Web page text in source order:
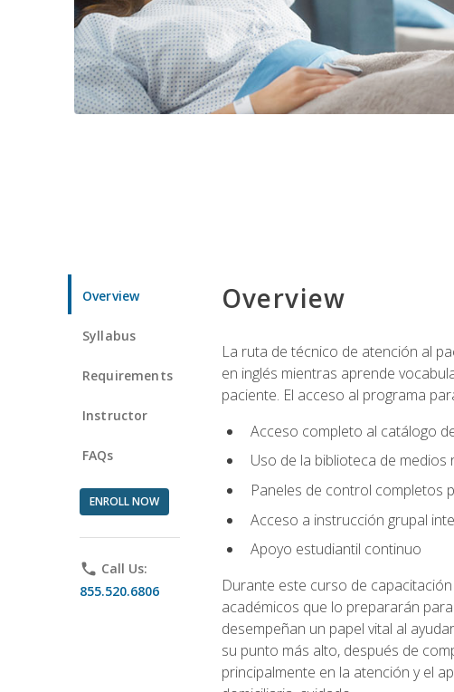
Overview
Syllabus
Requirements
Instructor
FAQs
ENROLL NOW
phone Call Us:
855.520.6806
Overview
La ruta de técnico de atención al
en inglés mientras aprende
paciente. El acceso al programa
Acceso completo al catálogo
Uso de la biblioteca de medios
Paneles de control completos
Acceso a instrucción grupal
Apoyo estudiantil continuo
Durante este curso de
académicos que lo prepararán
desempeñan un papel vital al
su punto más alto, después de
principalmente en la atención y el